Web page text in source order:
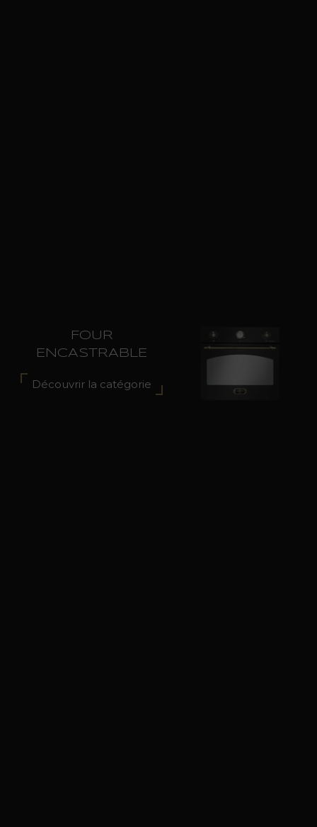
FOUR
ENCASTRABLE
Découvrir la catégorie